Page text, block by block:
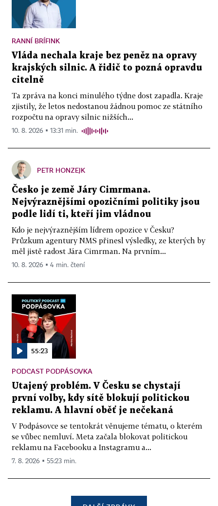
RANNÍ BRÍFINK
Vláda nechala kraje bez peněz na opravy
krajských silnic. A řidič to pozná opravdu
citelně
Ta zpráva na konci minulého týdne dost zapadla. Kraje
zjistily, že letos nedostanou žádnou pomoc ze státního
rozpočtu na opravy silnic nižších...
10. 8. 2026 ▪ 13:31 min.
PETR HONZEJK
Česko je země Járy Cimrmana.
Nejvýraznějšími opozičními politiky jsou
podle lidí ti, kteří jim vládnou
Kdo je nejvýraznějším lídrem opozice v Česku?
Průzkum agentury NMS přinesl výsledky, ze kterých by
měl jistě radost Jára Cimrman. Na prvním...
10. 8. 2026 ▪ 4 min. čtení
55:23
PODCAST PODPÁSOVKA
Utajený problém. V Česku se chystají
první volby, kdy sítě blokují politickou
reklamu. A hlavní oběť je nečekaná
V Podpásovce se tentokrát věnujeme tématu, o kterém
se vůbec nemluví. Meta začala blokovat politickou
reklamu na Facebooku a Instagramu a...
7. 8. 2026 ▪ 55:23 min.